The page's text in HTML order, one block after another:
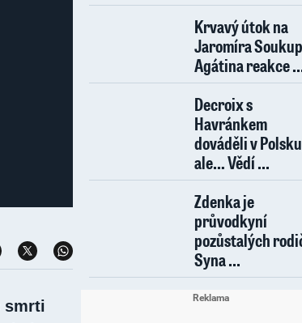
smrti
Krvavý útok na
Jaromíra
Agátina reakce
Decroix s
Havránkem
dováděli v
ale… Vědí ...
Zdenka je
průvodkyní
pozůstalých
Syna ...